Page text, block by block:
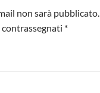
non sarà pubblicato.
*